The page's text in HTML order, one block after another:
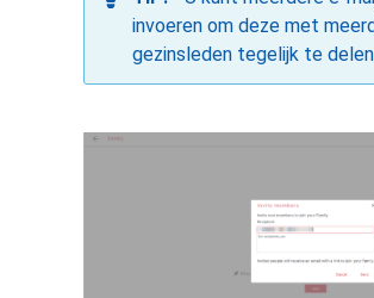
invoeren om deze met
gezinsleden tegelijk te